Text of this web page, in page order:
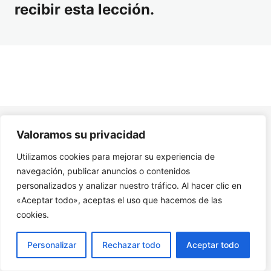
Valoramos su privacidad
Utilizamos cookies para mejorar su experiencia de
navegación, publicar anuncios o contenidos
personalizados y analizar nuestro tráfico. Al hacer clic en
«Aceptar todo», aceptas el uso que hacemos de las
cookies.
Personalizar Rechazar todo Aceptar todo
Módulo 6. Preparación para el Cambio de Hábitos
Módulo 11. Evaluación y Mantenimiento a Largo Plazo
12. Recursos Adicionales Curso Reto Personal: Hábitos
Saludables en 40 días
recibir esta lección.